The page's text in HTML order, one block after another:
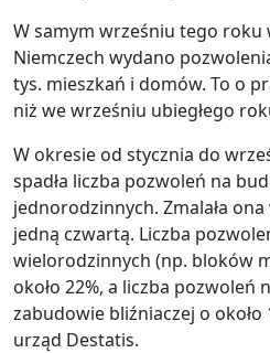
W samym wrześniu tego roku
Niemczech wydano
tys. mieszkań i domów. To o
niż we wrześniu ubiegłego
W okresie od stycznia do
spadła liczba pozwoleń na
jednorodzinnych. Zmalała
jedną czwartą. Liczba
wielorodzinnych (np. bloków
około 22%, a liczba
zabudowie bliźniaczej o około
urząd Destatis.